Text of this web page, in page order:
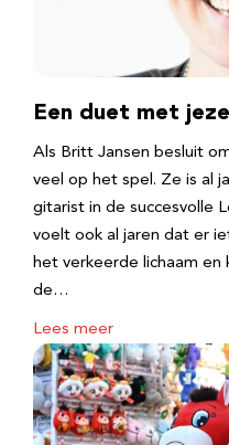
Een duet met
Als Britt Jansen besluit
veel op het spel. Ze is al
gitarist in de succesvolle
voelt ook al jaren dat er
het verkeerde lichaam en
de…
Lees meer